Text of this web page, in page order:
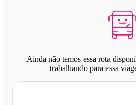
Ainda não temos essa rota
trabalhando para essa